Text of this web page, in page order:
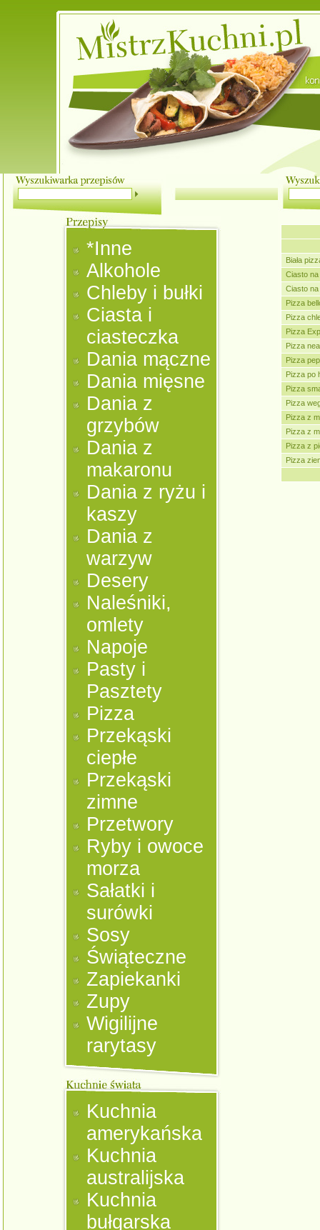
*Inne
Alkohole
Chleby i bułki
Ciasta i
ciasteczka
Dania mączne
Dania mięsne
Dania z
grzybów
Dania z
makaronu
Dania z ryżu i
kaszy
Dania z
warzyw
Desery
Naleśniki,
omlety
Napoje
Pasty i
Pasztety
Pizza
Przekąski
ciepłe
Przekąski
zimne
Przetwory
Ryby i owoce
morza
Sałatki i
surówki
Sosy
Świąteczne
Zapiekanki
Zupy
Wigilijne
rarytasy
Kuchnia
amerykańska
Kuchnia
australijska
Kuchnia
bułgarska
Biała
Ciasto
Ciasto
Pizza
Pizza
Pizza
Pizza
Pizza
Pizza po
Pizza
Pizza
Pizza z
Pizza z
Pizza z
Pizza